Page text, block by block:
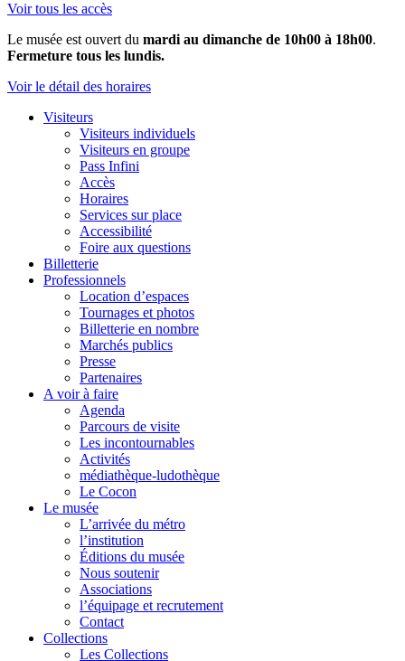
Voir tous les accès
Le musée est ouvert du mardi au dimanche de 10h00 à 18h00.
Fermeture tous les lundis.
Voir le détail des horaires
Visiteurs
Visiteurs individuels
Visiteurs en groupe
Pass Infini
Accès
Horaires
Services sur place
Accessibilité
Foire aux questions
Billetterie
Professionnels
Location d’espaces
Tournages et photos
Billetterie en nombre
Marchés publics
Presse
Partenaires
A voir à faire
Agenda
Parcours de visite
Les incontournables
Activités
médiathèque-ludothèque
Le Cocon
Le musée
L’arrivée du métro
l’institution
Éditions du musée
Nous soutenir
Associations
l’équipage et recrutement
Contact
Collections
Les Collections